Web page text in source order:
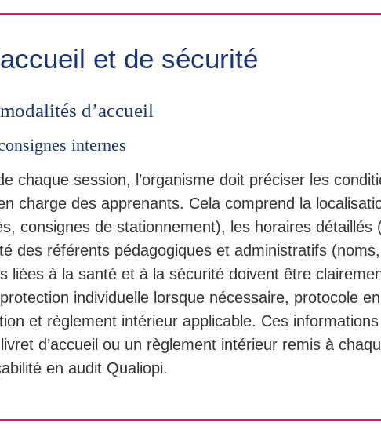
et de sécurité
d’accueil
internes
chaque session, l’organisme doit préciser les
charge des apprenants. Cela comprend la
consignes de stationnement), les horaires détaillés
des référents pédagogiques et administratifs
liées à la santé et à la sécurité doivent être
individuelle lorsque nécessaire, protocole en
et règlement intérieur applicable. Ces
d’accueil ou un règlement intérieur remis à
en audit Qualiopi.